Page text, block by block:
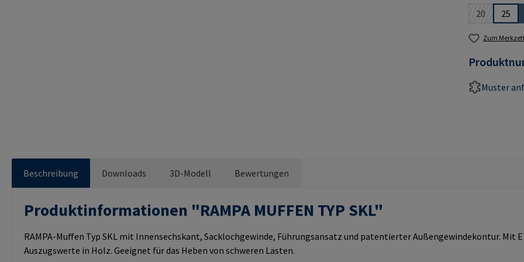
20
(Diese
25
Zum
Muster
Beschreibung Downloads 3D-Modell Bewertungen
Produktinformationen "RAMPA MUFFEN TYP SKL"
RAMPA-Muffen Typ SKL mit Innensechskant, Sacklochgewinde, Führungsansatz und patentierter Außengewindekontur. Mit
Auszugswerte in Holz. Geeignet für das Heben von schweren Lasten.